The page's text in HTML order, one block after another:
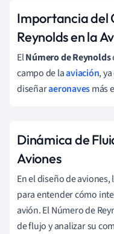
Importancia del
Reynolds en la
ElNúmero de Reynolds
campo de laaviación,
diseñaraeronavesmás
Dinámica de
Aviones
En el diseño de
para entender cómo
avión. El Número de
de flujo y analizar su